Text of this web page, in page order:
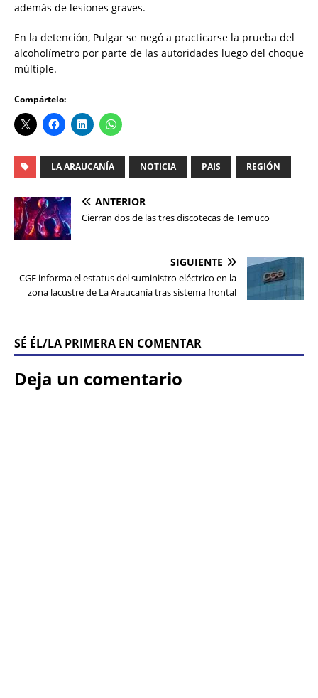
además de lesiones graves.
En la detención, Pulgar se negó a practicarse la prueba del
alcoholímetro por parte de las autoridades luego del choque
múltiple.
Compártelo:
LA ARAUCANÍA NOTICIA PAIS REGIÓN
ANTERIOR
Cierran dos de las tres discotecas de Temuco
SIGUIENTE
CGE informa el estatus del suministro eléctrico en la
zona lacustre de La Araucanía tras sistema frontal
SÉ ÉL/LA PRIMERA EN COMENTAR
Deja un comentario